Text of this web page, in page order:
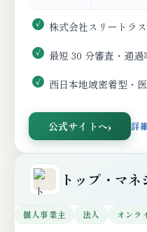
株式会社スリートラ
最短 30 分審査・通過
西日本地域密着型・
公式サイトへ 詳
トップ・マネ
個人事業主 法人 オンラ